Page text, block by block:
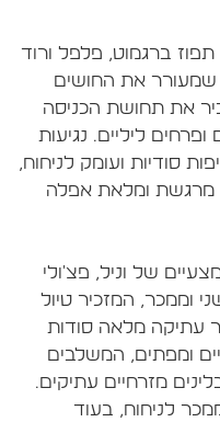
ברגמוט, פלפל ורוד
את החושים
את תחושת הכניסה
ליליים. נגיעות
סודיות ועומק לניחוח,
ומלאת אפלה
של וניל, פצ'ולי
המזכיר טיול
מלאה סודות
ומפתים, המשלבים
מזרחיים עתיקים.
לניחוח, בעוד